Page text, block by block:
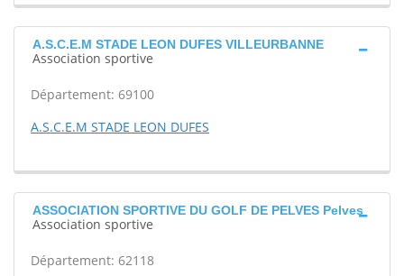
A.S.C.E.M STADE LEON DUFES VILLEURBANNE
Association sportive
Département: 69100
A.S.C.E.M STADE LEON DUFES
ASSOCIATION SPORTIVE DU GOLF DE PELVES Pelves
Association sportive
Département: 62118